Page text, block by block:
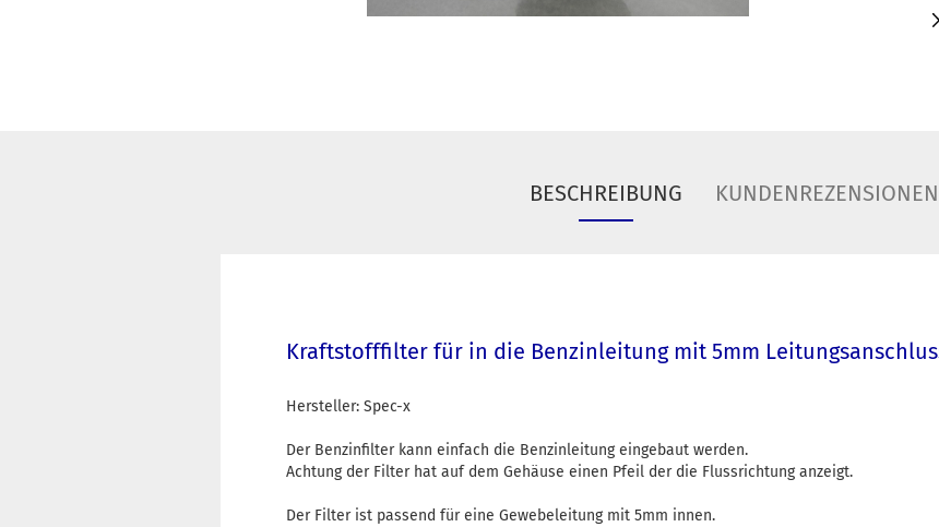
BESCHREIBUNG KUNDENREZENSIONEN
Kraftstofffilter für in die Benzinleitung mit 5mm
Hersteller: Spec-x
Der Benzinfilter kann einfach die Benzinleitung eingebaut werden.
Achtung der Filter hat auf dem Gehäuse einen Pfeil der die Flussrichtung anzeigt.
Der Filter ist passend für eine Gewebeleitung mit 5mm innen.